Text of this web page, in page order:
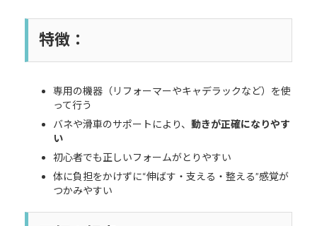
特徴：
専用の機器（リフォーマーやキャデラックなど）を使
って行う
バネや滑車のサポートにより、 動きが正確になりやす
い
初心者でも正しいフォームがとりやすい
体に負担をかけずに“伸ばす・支える・整える”感覚が
つかみやすい